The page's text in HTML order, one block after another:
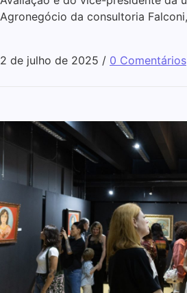
Agronegócio da consultoria
2 de julho de 2025 / 0 Comentários